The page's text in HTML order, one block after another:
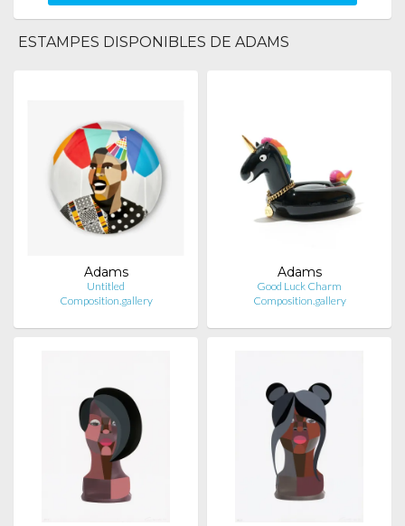
ESTAMPES DISPONIBLES DE ADAMS
Adams
Untitled
Composition.gallery
Adams
Good Luck Charm
Composition.gallery